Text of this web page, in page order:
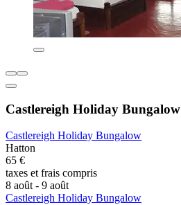
Castlereigh Holiday Bungalow
Castlereigh Holiday Bungalow
Hatton
65 €
taxes et frais compris
8 août - 9 août
Castlereigh Holiday Bungalow